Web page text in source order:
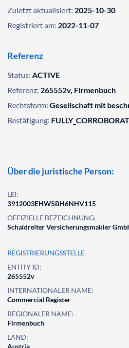
Zuletzt aktualisiert: 2025-10-30
Registriert am: 2022-11-07
Referenz
Status: ACTIVE
Referenz: 265552v, Firmenbuch
Rechtsform: Gesellschaft mit
Bestätigung:
Über die juristische Person:
LEI:
3912003EHWSBH6NHV115
OFFIZIELLE BEZEICHNUNG:
Schaidreiter Versicherungsmakler
REGISTRIERUNGSSTELLE
ENTITY ID:
265552v
INTERNATIONALER NAME:
Commercial Register
REGIONALER NAME:
Firmenbuch
LAND:
Austria